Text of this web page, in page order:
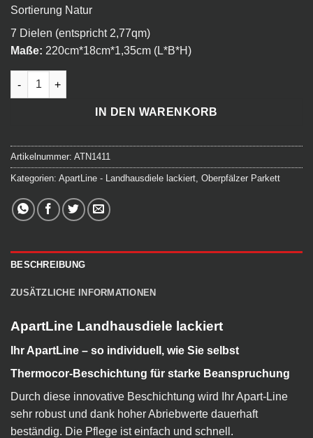
Sortierung Natur
7 Dielen (entspricht 2,77qm)
Maße: 220cm*18cm*1,35cm (L*B*H)
ApartLine - Landhausdiele - 211 Brasilia Menge
IN DEN WARENKORB
Artikelnummer: ATN1411
Kategorien: ApartLine - Landhausdiele lackiert, Oberpfälzer Parkett
BESCHREIBUNG
ZUSÄTZLICHE INFORMATIONEN
ApartLine Landhausdiele lackiert
Ihr ApartLine – so individuell, wie Sie selbst
Thermocor-Beschichtung für starke Beanspruchung
Durch diese innovative Beschichtung wird Ihr Apart-Line
sehr robust und dank hoher Abriebwerte dauerhaft
beständig. Die Pflege ist einfach und schnell.